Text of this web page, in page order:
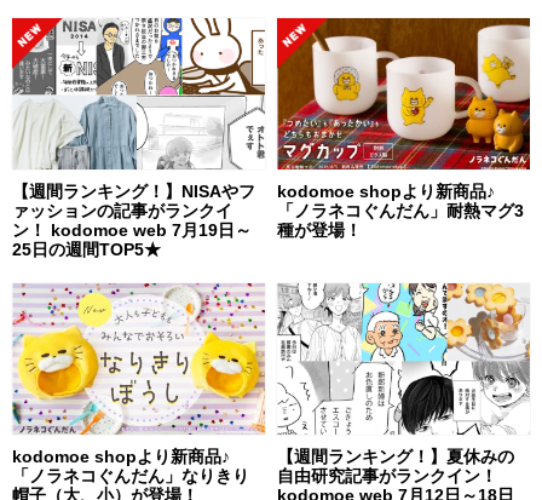
【週間ランキング！】NISAやフ
ァッションの記事がランクイ
ン！ kodomoe web 7月19日～
25日の週間TOP5★
kodomoe shopより新商品♪
「ノラネコぐんだん」耐熱マグ3
種が登場！
kodomoe shopより新商品♪
「ノラネコぐんだん」なりきり
帽子（大、小）が登場！
【週間ランキング！】夏休みの
自由研究記事がランクイン！
kodomoe web 7月12日～18日